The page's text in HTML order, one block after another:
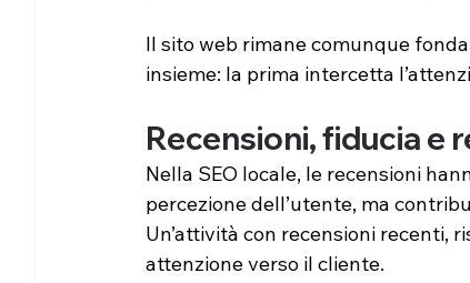
Il sito web rimane comunque
insieme: la prima intercetta
Recensioni, fiducia e
Nella SEO locale, le recensioni
percezione dell’utente, ma
Un’attività con recensioni recenti,
attenzione verso il cliente.